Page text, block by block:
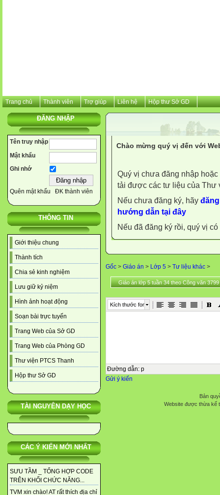
Trang chủ Thành viên Trợ giúp Liên hệ Hộp thư Sở GD
ĐĂNG NHẬP
Tên truy nhập
Mật khẩu
Ghi nhớ
Quên mật khẩu ĐK thành viên
THÔNG TIN
Giới thiệu chung
Thành tích
Chia sẻ kinh nghiệm
Lưu giữ kỷ niệm
Hình ảnh hoạt động
Soạn bài trực tuyến
Trang Web của Sở GD
Trang Web của Phòng GD
Thư viện PTCS Thanh
Hộp thư Sở GD
TÀI NGUYÊN DẠY HỌC
CÁC Ý KIẾN MỚI NHẤT
SƯU TẦM _ TỔNG HỢP CODE
TRÊN KHỐI CHỨC NĂNG...
TVM xin chào! AT rất thích địa chỉ
Chào mừng quý vị đến với
Quý vị chưa đăng nhập
tải được các tư liệu của Thư
Nếu chưa đăng ký, hãy
hướng dẫn tại đây
Nếu đã đăng ký rồi, quý vị
Gốc > Giáo án > Lớp 5 > Tư liệu khác >
Giáo án lớp 5 tuần 34 theo Công văn 3799
Kích thước font
Đường dẫn: p
Gửi ý kiến
Bản
Website được thừa kế